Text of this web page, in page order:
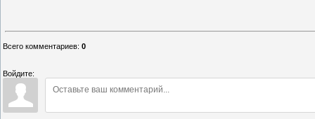
Всего комментариев: 0
Войдите: